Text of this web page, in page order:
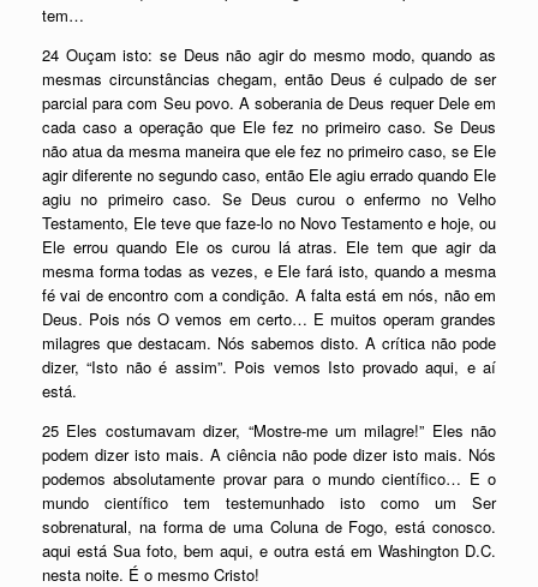
tem…
24 Ouçam isto: se Deus não agir do mesmo modo, quando as
mesmas circunstâncias chegam, então Deus é culpado de ser
parcial para com Seu povo. A soberania de Deus requer Dele em
cada caso a operação que Ele fez no primeiro caso. Se Deus
não atua da mesma maneira que ele fez no primeiro caso, se Ele
agir diferente no segundo caso, então Ele agiu errado quando Ele
agiu no primeiro caso. Se Deus curou o enfermo no Velho
Testamento, Ele teve que faze-lo no Novo Testamento e hoje, ou
Ele errou quando Ele os curou lá atras. Ele tem que agir da
mesma forma todas as vezes, e Ele fará isto, quando a mesma
fé vai de encontro com a condição. A falta está em nós, não em
Deus. Pois nós O vemos em certo… E muitos operam grandes
milagres que destacam. Nós sabemos disto. A crítica não pode
dizer, “Isto não é assim”. Pois vemos Isto provado aqui, e aí
está.
25 Eles costumavam dizer, “Mostre-me um milagre!” Eles não
podem dizer isto mais. A ciência não pode dizer isto mais. Nós
podemos absolutamente provar para o mundo científico… E o
mundo científico tem testemunhado isto como um Ser
sobrenatural, na forma de uma Coluna de Fogo, está conosco.
aqui está Sua foto, bem aqui, e outra está em Washington D.C.
nesta noite. É o mesmo Cristo!